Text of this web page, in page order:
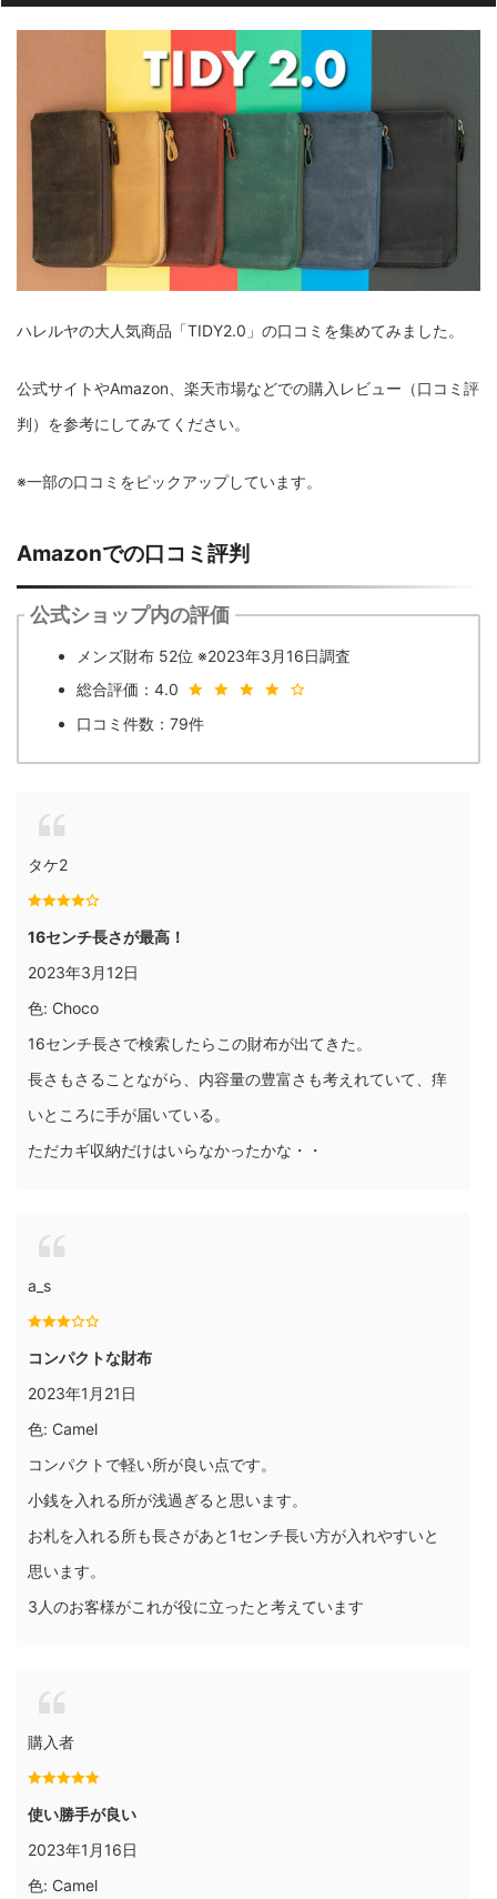
ハレルヤの大人気商品「TIDY2.0」の口コミを集めてみました。
公式サイトやAmazon、楽天市場などでの購入レビュー（口コミ評
判）を参考にしてみてください。
※一部の口コミをピックアップしています。
Amazonでの口コミ評判
公式ショップ内の評価
メンズ財布 52位 ※2023年3月16日調査
総合評価：4.0
口コミ件数：79件
タケ2
16センチ長さが最高！
2023年3月12日
色: Choco
16センチ長さで検索したらこの財布が出てきた。
長さもさることながら、内容量の豊富さも考えれていて、痒
いところに手が届いている。
ただカギ収納だけはいらなかったかな・・
a_s
コンパクトな財布
2023年1月21日
色: Camel
コンパクトで軽い所が良い点です。
小銭を入れる所が浅過ぎると思います。
お札を入れる所も長さがあと1センチ長い方が入れやすいと
思います。
3人のお客様がこれが役に立ったと考えています
購入者
使い勝手が良い
2023年1月16日
色: Camel